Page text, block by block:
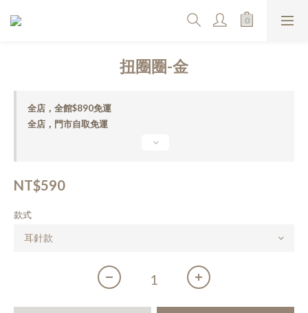
扭圈圈-金
全店，全館$890免運
全店，門市自取免運
NT$590
款式